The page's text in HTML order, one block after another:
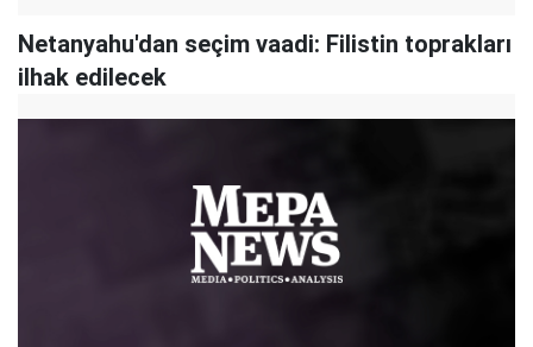
Netanyahu'dan seçim vaadi: Filistin toprakları
ilhak edilecek